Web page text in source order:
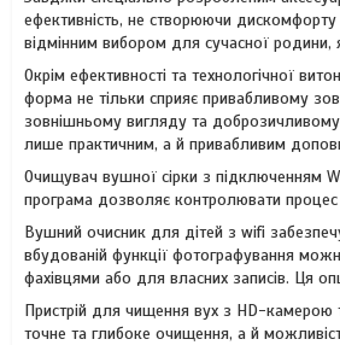
ефективність, не створюючи
відмінним вибором для сучасної родини,
Окрім ефективності та технологічної
форма не тільки сприяє привабливому
зовнішньому вигляду та
лише практичним, а й привабливим
Очищувач вушної сірки з підключенням
програма дозволяє контролювати
Вушний очисник для дітей з wifi
вбудованій функції фотографування
фахівцями або для власних записів. Ця
Пристрій для чищення вух з HD-камерою
точне та глибоке очищення, а й